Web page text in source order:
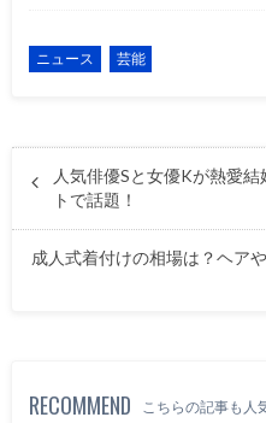
ニュース 芸能
人気俳優Sと女優Kが熱愛
トで話題！
成人式着付けの相場は？ヘア
RECOMMEND こちらの記事も人